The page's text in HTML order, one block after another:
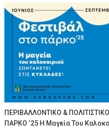
ΠΕΡΙΒΑΛΛΟΝΤΙΚΟ &
ΠΑΡΚΟ ‘25 Η Μαγεία Του